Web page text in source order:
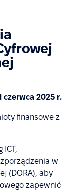
czerwca 2025 r.
finansowe z
ICT,
w
(DORA), aby
zapewnić